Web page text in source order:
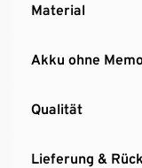
Material
Akku ohne
Qualität
Lieferung &